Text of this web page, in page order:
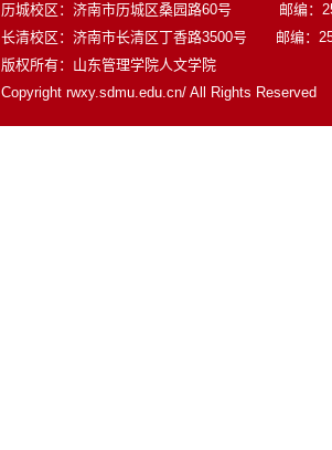
历城校区：济南市历城区桑园路60号 邮编：
长清校区：济南市长清区丁香路3500号 邮编：
版权所有：山东管理学院人文学院
Copyright rwxy.sdmu.edu.cn/ All Rights Reserved